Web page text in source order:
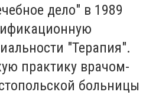
дело" в 1989
"Терапия".
практику врачом-
больницы